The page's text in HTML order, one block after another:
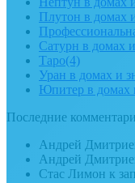
Плутон в домах
Сатурн в домах
Таро(4)
Уран в домах и
Юпитер в домах
Последние
Андрей
Андрей
Стас Лимон к